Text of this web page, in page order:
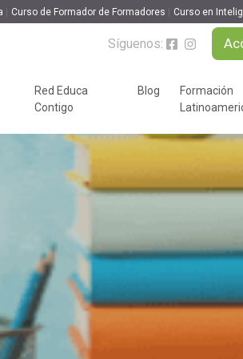
Curso de Formador de Formadores Curso en
Síguenos:
ÁREAS DE FORMACIÓN
Desarrollo Personal y
Liderazgo
Formación Empresarial
Idiomas
Nuevas Tecnologías y
Ocio y Tiempo Libre
Red Educa
Contigo
Blog
Formación